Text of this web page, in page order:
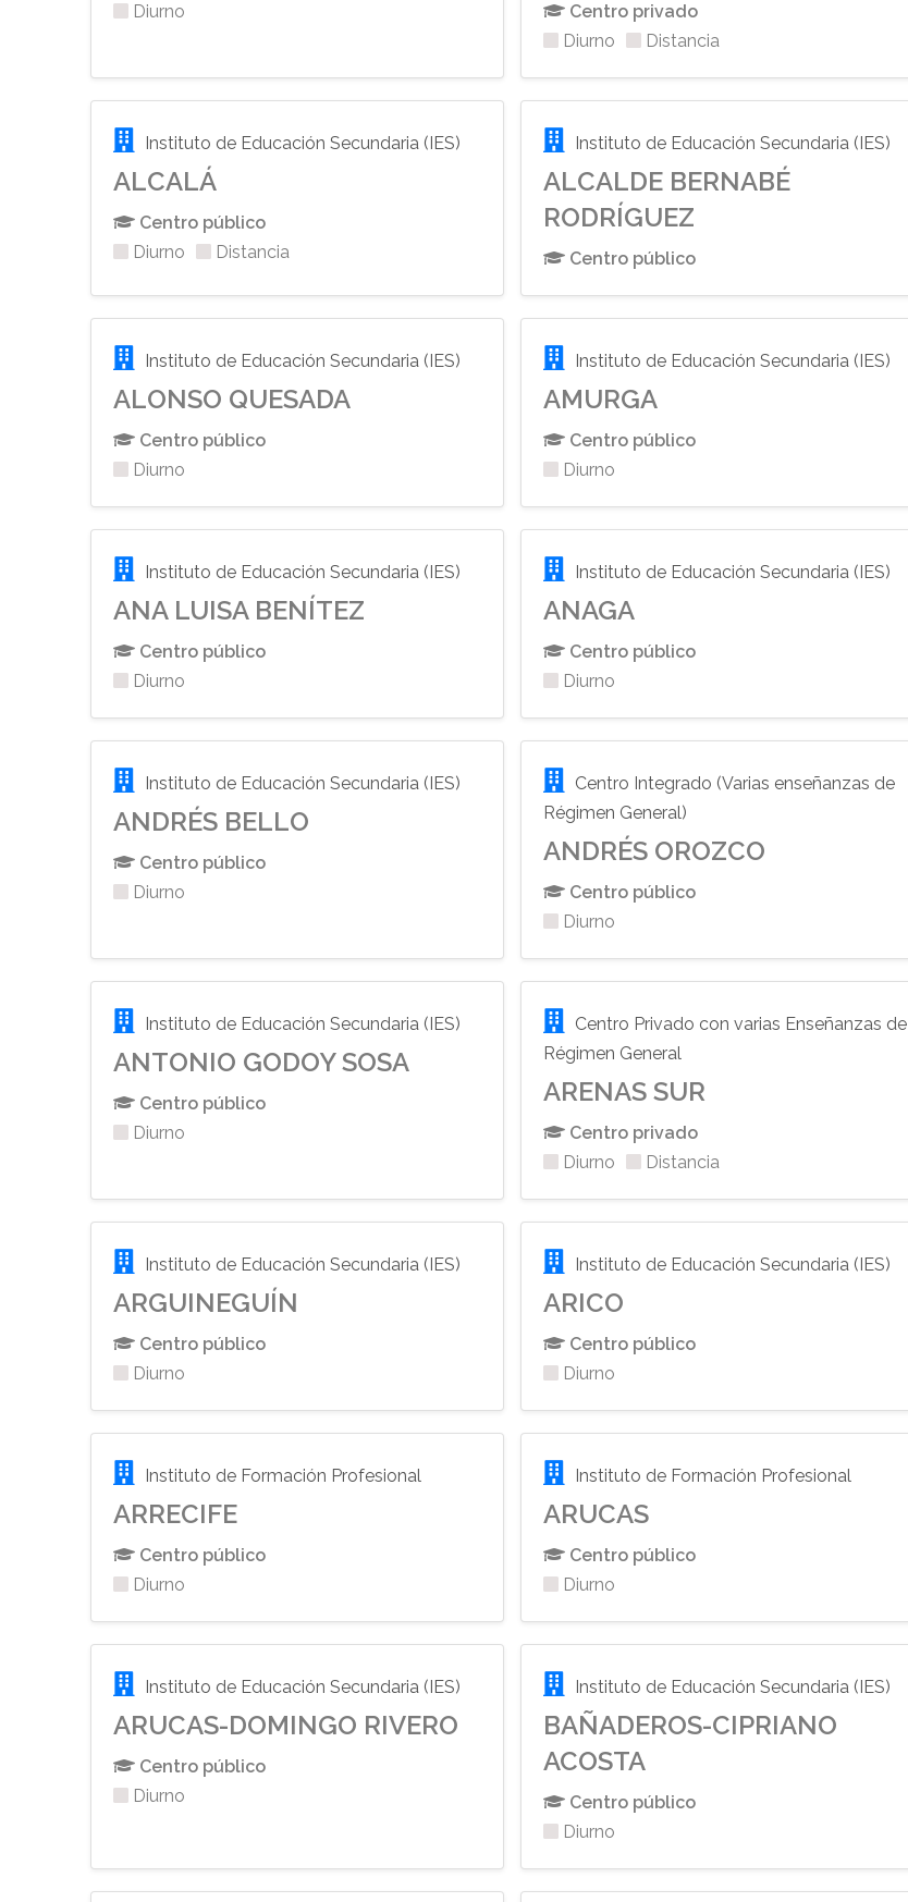
Diurno
Centro privado
Diurno
Distancia
Instituto de Educación Secundaria (IES)
ALCALÁ
Centro público
Diurno
Distancia
Instituto de Educación Secundaria (IES)
ALCALDE BERNABÉ
RODRÍGUEZ
Centro público
Instituto de Educación Secundaria (IES)
ALONSO QUESADA
Centro público
Diurno
Instituto de Educación Secundaria (IES)
AMURGA
Centro público
Diurno
Instituto de Educación Secundaria (IES)
ANA LUISA BENÍTEZ
Centro público
Diurno
Instituto de Educación Secundaria (IES)
ANAGA
Centro público
Diurno
Instituto de Educación Secundaria (IES)
ANDRÉS BELLO
Centro público
Diurno
Centro Integrado (Varias enseñanzas de
Régimen General)
ANDRÉS OROZCO
Centro público
Diurno
Instituto de Educación Secundaria (IES)
ANTONIO GODOY SOSA
Centro público
Diurno
Centro Privado con varias Enseñanzas de
Régimen General
ARENAS SUR
Centro privado
Diurno
Distancia
Instituto de Educación Secundaria (IES)
ARGUINEGUÍN
Centro público
Diurno
Instituto de Educación Secundaria (IES)
ARICO
Centro público
Diurno
Instituto de Formación Profesional
ARRECIFE
Centro público
Diurno
Instituto de Formación Profesional
ARUCAS
Centro público
Diurno
Instituto de Educación Secundaria (IES)
ARUCAS-DOMINGO RIVERO
Centro público
Diurno
Instituto de Educación Secundaria (IES)
BAÑADEROS-CIPRIANO
ACOSTA
Centro público
Diurno